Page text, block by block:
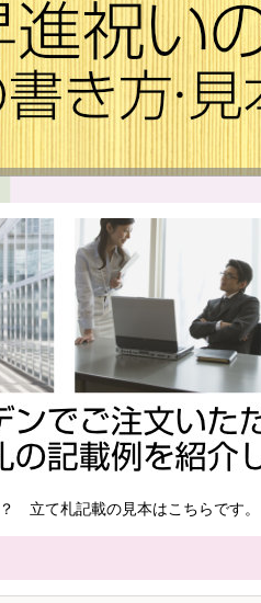
立て札記載の見本はこちらです。